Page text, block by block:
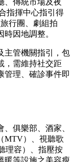
、傳統市場及夜
指揮中心指引得
行團、劇組拍
因地調整。
主管機關指引，包
，需維持社交距
管理、確診事件即
俱樂部、酒家、
MTV）、視聽歌
理容）、指壓按
暖等設施之美容瘦